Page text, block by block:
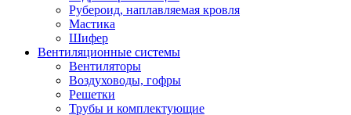
Рубероид, наплавляемая кровля
Мастика
Шифер
Вентиляционные системы
Вентиляторы
Воздуховоды, гофры
Решетки
Трубы и комплектующие